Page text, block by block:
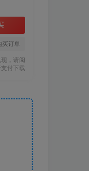
买订单
，请阅
付下载